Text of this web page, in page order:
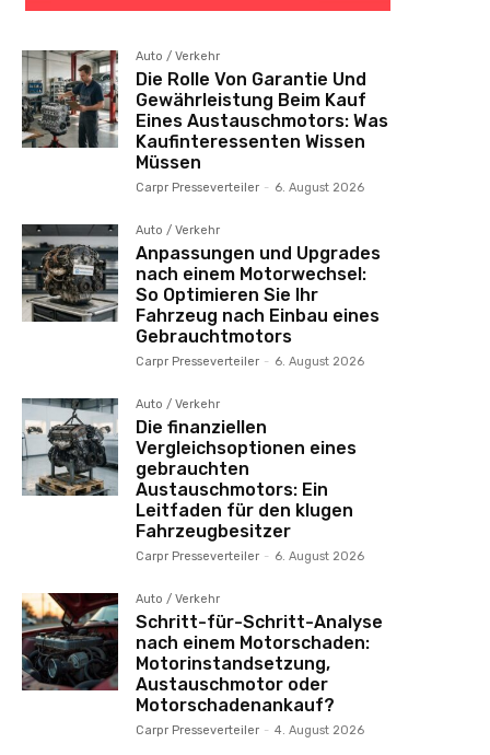
Auto / Verkehr
Die Rolle Von Garantie Und
Gewährleistung Beim Kauf
Eines Austauschmotors: Was
Kaufinteressenten Wissen
Müssen
Carpr Presseverteiler - 6. August 2026
Auto / Verkehr
Anpassungen und Upgrades
nach einem Motorwechsel:
So Optimieren Sie Ihr
Fahrzeug nach Einbau eines
Gebrauchtmotors
Carpr Presseverteiler - 6. August 2026
Auto / Verkehr
Die finanziellen
Vergleichsoptionen eines
gebrauchten
Austauschmotors: Ein
Leitfaden für den klugen
Fahrzeugbesitzer
Carpr Presseverteiler - 6. August 2026
Auto / Verkehr
Schritt-für-Schritt-Analyse
nach einem Motorschaden:
Motorinstandsetzung,
Austauschmotor oder
Motorschadenankauf?
Carpr Presseverteiler - 4. August 2026